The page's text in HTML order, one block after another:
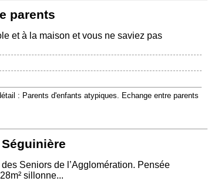
parents
et à la maison et vous ne saviez pas
: Parents d'enfants atypiques. Echange entre parents
Seniors de l’Agglomération. Pensée
sillonne...